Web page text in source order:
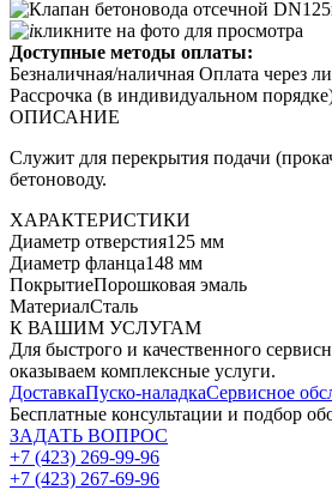
кликните на фото для просмотра
Доступные методы оплаты:
Безналичная/наличная Оплата через
Рассрочка (в индивидуальном
ОПИСАНИЕ
Служит для перекрытия подачи
бетоноводу.
ХАРАКТЕРИСТИКИ
Диаметр отверстия125 мм
Диаметр фланца148 мм
ПокрытиеПорошковая эмаль
МатериалСталь
К ВАШИМ УСЛУГАМ
Для быстрого и качественного
оказываем комплексные услуги.
ДоставкаПуско-наладкаСервисное
Бесплатные консультации и подбор
ЗАДАТЬ ВОПРОС
+7 (423) 269-99-96
+7 (423) 267-69-96